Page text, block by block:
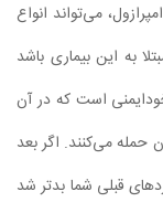
می‌تواند انواع
به این بیماری باشد
است که در آن
حمله می‌کنند. اگر بعد
قبلی شما بدتر شد